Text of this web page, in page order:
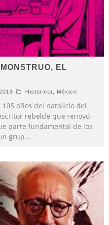
EL
Historieta México
años del natalicio del
rebelde que renovó
parte fundamental de los
grup...